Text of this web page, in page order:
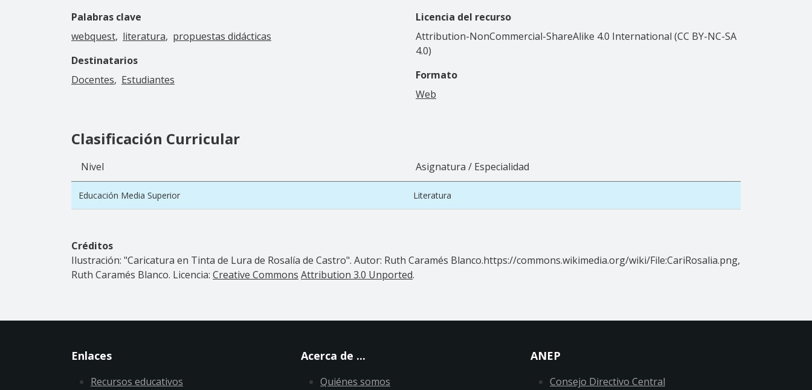
Palabras clave
webquest literatura
propuestas didácticas
Destinatarios
Docentes
Estudiantes
Licencia del recurso
Attribution-NonCommercial-ShareAlike 4.0 International (CC BY-NC-SA
4.0)
Formato
Web
Clasificación Curricular
Nivel
Educación Media Superior
Asignatura / Especialidad
Literatura
Créditos
Ilustración: "Caricatura en Tinta de Lura de Rosalía de Castro". Autor: Ruth Caramés Blanco.https://commons.wikimedia.org/wiki/File:CariRosalia.png,
Ruth Caramés Blanco. Licencia: Creative Commons Attribution 3.0 Unported.
Enlaces
Recursos educativos
Acerca de ...
Quiénes somos
ANEP
Consejo Directivo Central